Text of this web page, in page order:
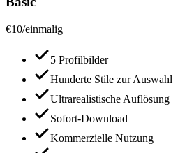
€10/einmalig
5 Profilbilder
Hunderte Stile zur Auswahl
Ultrarealistische Auflösung
Sofort-Download
Kommerzielle Nutzung